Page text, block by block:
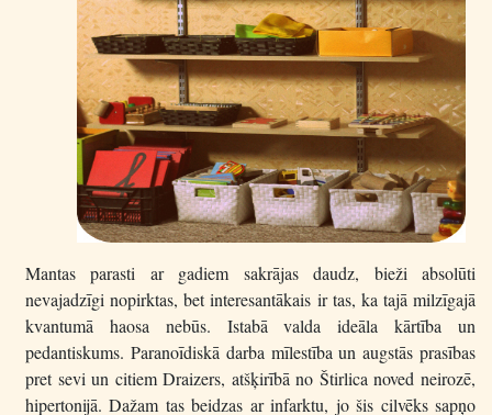
Mantas parasti ar gadiem sakrājas daudz, bieži absolūti
nevajadzīgi nopirktas, bet interesantākais ir tas, ka tajā milzīgajā
kvantumā haosa nebūs. Istabā valda ideāla kārtība un
pedantiskums. Paranoīdiskā darba mīlestība un augstās prasības
pret sevi un citiem Draizers, atšķirībā no Štirlica noved neirozē,
hipertonijā. Dažam tas beidzas ar infarktu, jo šis cilvēks sapņo